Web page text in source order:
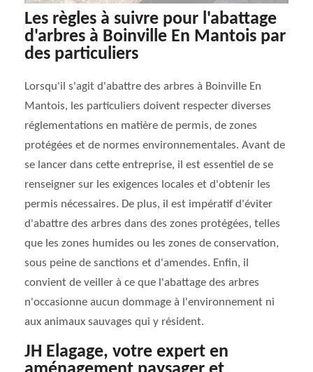
Les règles à suivre pour l'abattage
d'arbres à Boinville En Mantois par
des particuliers
Lorsqu'il s'agit d'abattre des arbres à Boinville En
Mantois, les particuliers doivent respecter diverses
réglementations en matière de permis, de zones
protégées et de normes environnementales. Avant de
se lancer dans cette entreprise, il est essentiel de se
renseigner sur les exigences locales et d'obtenir les
permis nécessaires. De plus, il est impératif d'éviter
d'abattre des arbres dans des zones protégées, telles
que les zones humides ou les zones de conservation,
sous peine de sanctions et d'amendes. Enfin, il
convient de veiller à ce que l'abattage des arbres
n'occasionne aucun dommage à l'environnement ni
aux animaux sauvages qui y résident.
JH Elagage, votre expert en